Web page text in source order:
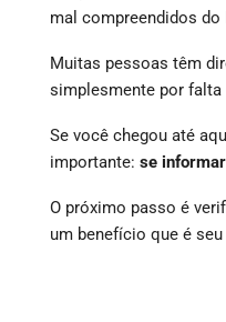
mal compreendidos do
Muitas pessoas têm
simplesmente por falta
Se você chegou até
importante: se informar
O próximo passo é
um benefício que é